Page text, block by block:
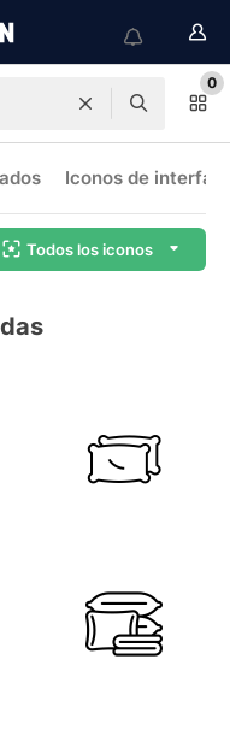
0
Iconos de interfaz
Todos los iconos